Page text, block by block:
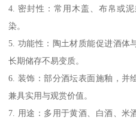
4. 密封性：常用木盖、布帛或
染。
5. 功能性：陶土材质能促进酒体
长期储存不易变质。
6. 装饰：部分酒坛表面施釉，并
兼具实用与观赏价值。
7. 用途：多用于黄酒、白酒、米